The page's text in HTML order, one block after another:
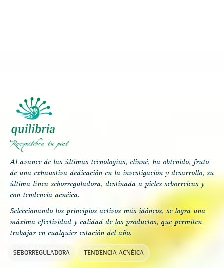
Al avance de las últimas tecnologías, elinné, ha obtenido, fruto
de una exhaustiva dedicación en la investigación y desarrollo, su
última línea seborreguladora, destinada a pieles seborreicas y
con tendencia acnéica.
Seleccionando los principios activos más idóneos, se logra una
máxima efectividad y calidad de los productos, que permiten
trabajar en cualquier estación del año.
SEBORREGULADORA TENDENCIA ACNÉICA